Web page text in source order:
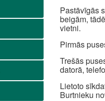
Pastāvīgās
beigām,
vietni.
Pirmās
Trešās
datorā,
Lietoto
Burtnieku